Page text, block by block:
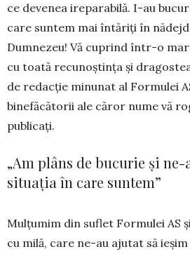
ce devenea ireparabilă. I-au
care suntem mai întăriți în
Dumnezeu! Vă cuprind într-o
cu toată recunoștința și
de redacție minunat al Formulei
binefăcătorii ale căror nume vă
publicați.
„Am plâns de bucurie și
situația în care suntem”
Mulțumim din suflet Formulei AS
cu milă, care ne-au ajutat să